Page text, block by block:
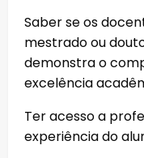
Saber se os
mestrado ou
demonstra o
excelência
Ter acesso a
experiência do